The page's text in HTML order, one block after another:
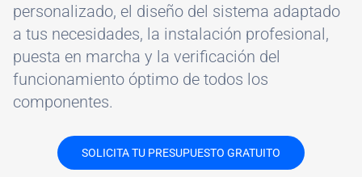
personalizado, el diseño del sistema adaptado
a tus necesidades, la instalación profesional,
puesta en marcha y la verificación del
funcionamiento óptimo de todos los
componentes.
SOLICITA TU PRESUPUESTO GRATUITO